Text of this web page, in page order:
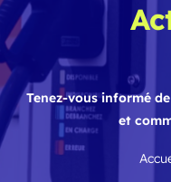
Tenez-vous informé
et